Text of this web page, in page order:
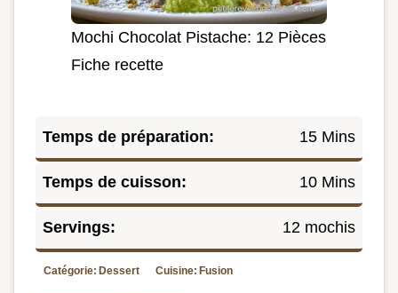
Mochi Chocolat Pistache: 12 Pièces
Fiche recette
Temps de préparation: 15 Mins
Temps de cuisson: 10 Mins
Servings: 12 mochis
Catégorie: Dessert Cuisine: Fusion